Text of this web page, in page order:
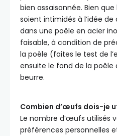
bien assaisonnée. Bien
soient intimidés à l’idée
dans une poêle en acier
faisable, à condition de
la poêle (faites le test de
ensuite le fond de la poêle
beurre.
Combien d’œufs dois-je
Le nombre d’œufs utilisés
préférences personnelles